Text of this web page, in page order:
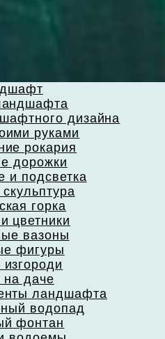
дизайна
руками
рокария
дорожки
и подсветка
горка
цветники
вазоны
фигуры
на даче
ландшафта
водопад
фонтан